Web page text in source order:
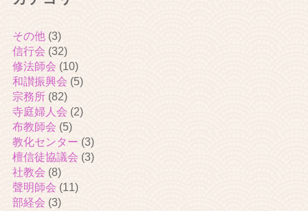
その他(3)
信行会 (32)
修法師会 (10)
和讃振興会 (5)
宗務所(82)
寺庭婦人会 (2)
布教師会 (5)
教化センター (3)
檀信徒協議会 (3)
社教会 (8)
聲明師会 (11)
部経会 (3)